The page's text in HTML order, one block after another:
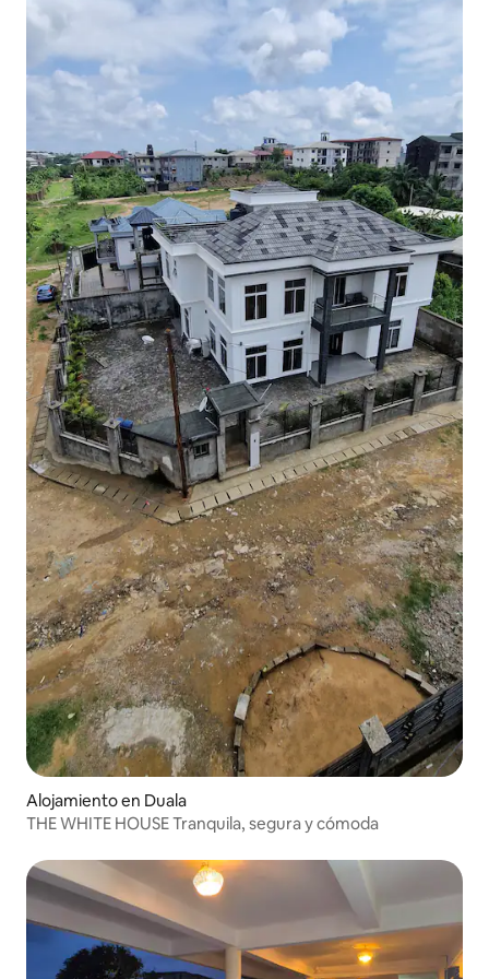
Alojamiento en Duala
THE WHITE HOUSE Tranquila, segura y cómoda